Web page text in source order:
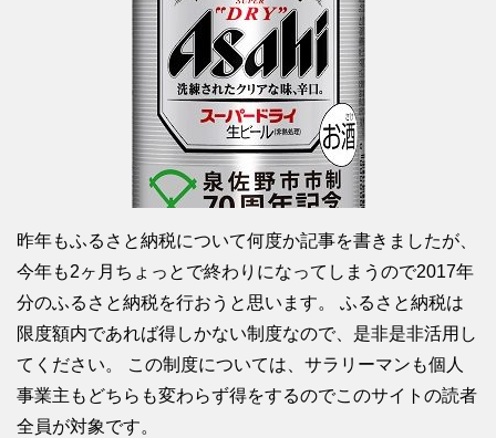
昨年もふるさと納税について何度か記事を書きましたが、
今年も2ヶ月ちょっとで終わりになってしまうので2017年
分のふるさと納税を行おうと思います。 ふるさと納税は
限度額内であれば得しかない制度なので、是非是非活用し
てください。 この制度については、サラリーマンも個人
事業主もどちらも変わらず得をするのでこのサイトの読者
全員が対象です。